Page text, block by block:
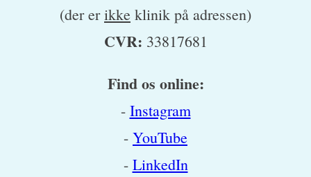
(der erikke klinik på adressen)
CVR: 33817681
Find os online:
- Instagram
- YouTube
- LinkedIn